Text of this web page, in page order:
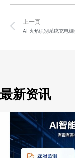
Prev
上一页
最新资讯